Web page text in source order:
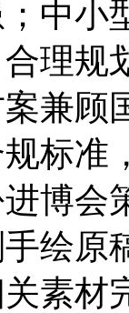
中小
理规
兼顾
标准
博会
绘原
素材